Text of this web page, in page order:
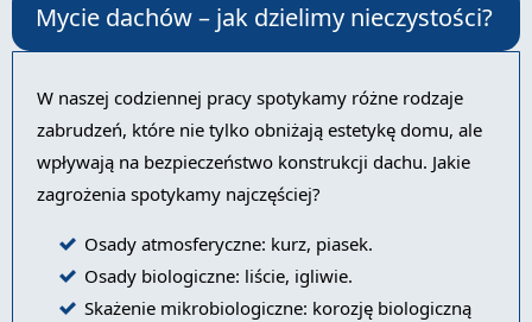
Mycie dachów – jak dzielimy nieczystości?
W naszej codziennej pracy spotykamy różne rodzaje
zabrudzeń, które nie tylko obniżają estetykę domu, ale
wpływają na bezpieczeństwo konstrukcji dachu. Jakie
zagrożenia spotykamy najczęściej?
Osady atmosferyczne: kurz, piasek.
Osady biologiczne: liście, igliwie.
Skażenie mikrobiologiczne: korozję biologiczną